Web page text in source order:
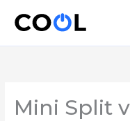
Mini Split